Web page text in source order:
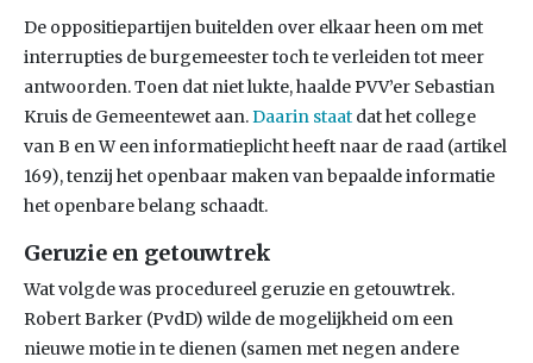
De oppositiepartijen buitelden over elkaar heen om met
interrupties de burgemeester toch te verleiden tot meer
antwoorden. Toen dat niet lukte, haalde PVV’er Sebastian
Kruis de Gemeentewet aan.Daarin staat dat het college
van B en W een informatieplicht heeft naar de raad (artikel
169), tenzij het openbaar maken van bepaalde informatie
het openbare belang schaadt.
Geruzie en getouwtrek
Wat volgde was procedureel geruzie en getouwtrek.
Robert Barker (PvdD) wilde de mogelijkheid om een
nieuwe motie in te dienen (samen met negen andere